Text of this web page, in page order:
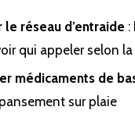
le réseau d’entraide :
qui appeler selon
médicaments de
sur plaie